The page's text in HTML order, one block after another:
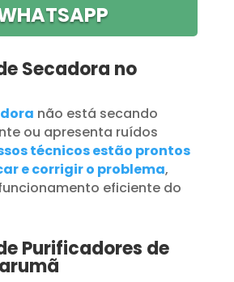
Secadora no
não está secando
ou apresenta ruídos
técnicos estão prontos
e corrigir o problema,
eficiente do
Purificadores de